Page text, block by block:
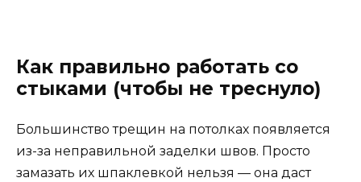
Как правильно работать со
стыками (чтобы не треснуло)
Большинство трещин на потолках появляется
из-за неправильной заделки швов. Просто
замазать их шпаклевкой нельзя — она даст